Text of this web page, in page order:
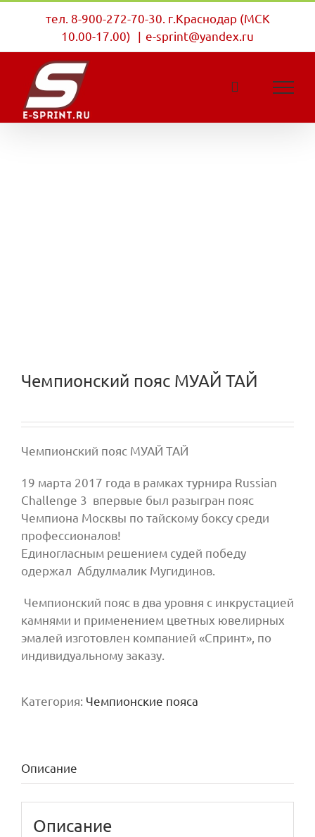
тел. 8-900-272-70-30. г.Краснодар (МСК
10.00-17.00) | e-sprint@yandex.ru
Чемпионский пояс МУАЙ ТАЙ
Чемпионский пояс МУАЙ ТАЙ
19 марта 2017 года в рамках турнира Russian
Challenge 3 впервые был разыгран пояс
Чемпиона Москвы по тайскому боксу среди
профессионалов!
Единогласным решением судей победу
одержал Абдулмалик Мугидинов.
Чемпионский пояс в два уровня с инкрустацией
камнями и применением цветных ювелирных
эмалей изготовлен компанией «Спринт», по
индивидуальному заказу.
Категория: Чемпионские пояса
Описание
Описание